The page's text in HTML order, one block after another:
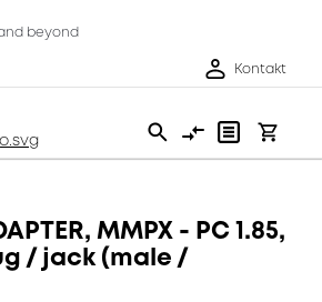
beyond
Kontakt
MMPX - PC 1.85,
/ jack (male /